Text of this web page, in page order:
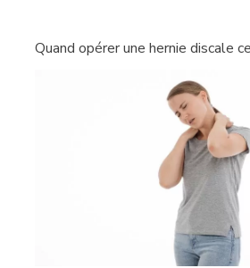
Quand opérer une hernie discale